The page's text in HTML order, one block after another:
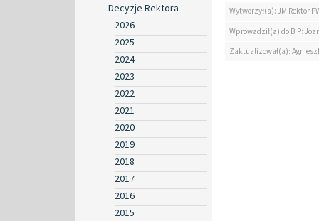
Decyzje Rektora
2026
2025
2024
2023
2022
2021
2020
2019
2018
2017
2016
2015
Wytworzył(a): JM Rektor
Wprowadził(a) do BIP:
Zaktualizował(a):